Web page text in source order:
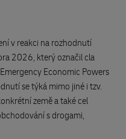
v reakci na rozhodnutí
2026, který označil cla
Economic Powers
se týká mimo jiné i tzv.
země a také cel
s drogami,